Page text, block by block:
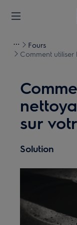
Fours
Comment
sur
Solution